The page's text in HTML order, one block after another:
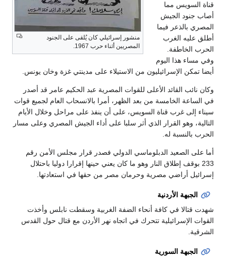
منشور إسرائيلي كان يُلقى على الجنود
المصريين أثناء حرب 1967.
قناة السويس مما
أصاب جنود الجيش
المصري بالذعر فيما
أطلق عليه الغرب
الحرب الخاطفة.
وفي مساء هذا اليوم
أيضا تمكن الإسرائيليون من الاستيلاء على مدينتي غزة وخان يونس.
وكان نائب القائد الأعلى للقوات المصرية عبد الحكيم عامر قد أصدر
في الساعة الخامسة من بعد الظهر، أمرا بالانسحاب العام لجميع قوات
سيناء إلى غرب قناة السويس، على أن ينفذ على مراحل وخلال الأيام
التالية، وهو القرار الذي أثر سلبا على أداء الجيش المصري وعلى مسار
الحرب بالنسبة له.
أما على الصعيد الدبلوماسي الدولي فصدر قرار مجلس الأمن رقم
233 بوقف إطلاق النار وهو ما كان يعني حينها إقرارا دوليا باحتلال
إسرائيل أراضي مصرية وحرمان مصر من حقها في استعادتها.
الجبهة الأردنية
شهدت قتالا في كافة أنحاء الضفة الغربية وسقطت نابلس وأخذت
القوات الإسرائيلية تتحرك في اتجاه نهر الأردن مع قتال حول القدس
الشرقية.
الجبهة السورية